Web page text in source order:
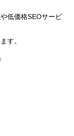
や低価格SEOサービ
す。